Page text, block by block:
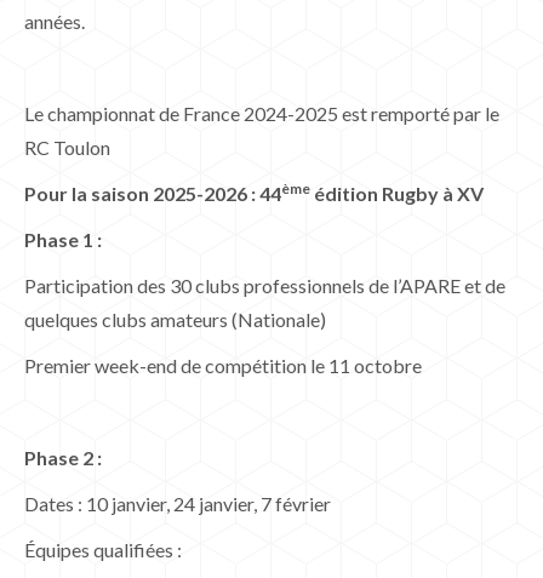
années.
Le championnat de France 2024-2025 est remporté par le
RC Toulon
Pour la saison 2025-2026 : 44ème édition Rugby à XV
Phase 1 :
Participation des 30 clubs professionnels de l’APARE et de
quelques clubs amateurs (Nationale)
Premier week-end de compétition le 11 octobre
Phase 2 :
Dates : 10 janvier, 24 janvier, 7 février
Équipes qualifiées :